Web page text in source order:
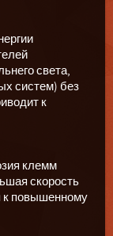
света,
систем) без
к
клемм
скорость
к повышенному